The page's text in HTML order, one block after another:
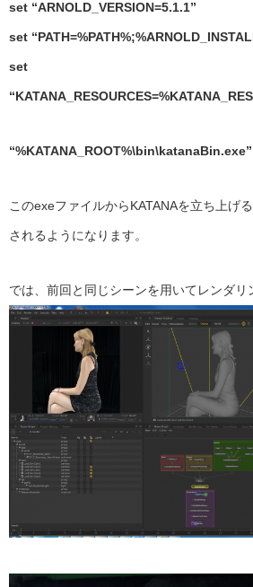
set “ARNOLD_VERSION=5.1.1”
set
set
“%KATANA_ROOT%\bin\katanaBin.exe”
このexeファイルからKATANAを立ち上げ
されるようになります。
では、前回と同じシーンを用いてレンダリ